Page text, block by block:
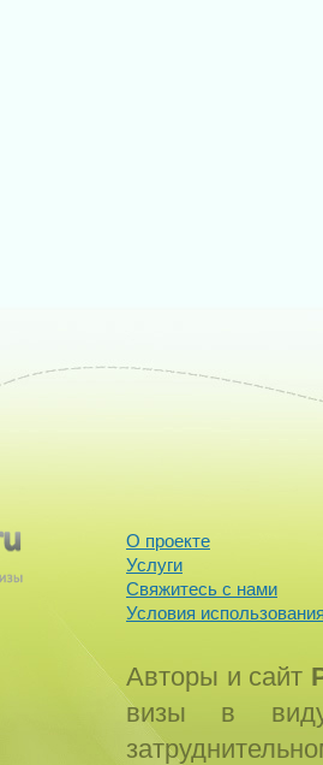
О проекте
Услуги
Свяжитесь с нами
Условия
Авторы и сайт
визы в виду